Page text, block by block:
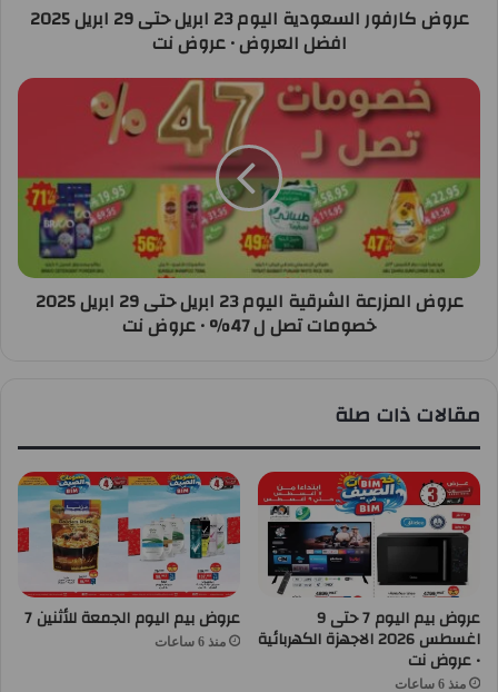
عروض كارفور السعودية اليوم 23 ابريل حتى 29 ابريل 2025
افضل العروض • عروض نت
عروض المزرعة الشرقية اليوم 23 ابريل حتى 29 ابريل 2025
خصومات تصل ل 47% • عروض نت
مقالات ذات صلة
عروض بيم اليوم 7 حتى 9
اغسطس 2026 الاجهزة الكهربائية
• عروض نت
منذ 6 ساعات
عروض بيم اليوم الجمعة للأثنين 7
منذ 6 ساعات